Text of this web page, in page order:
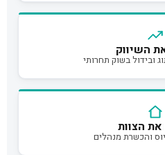
השיווק
ובידול בשוק תחרותי
הצוות
והכשרת מנהלים